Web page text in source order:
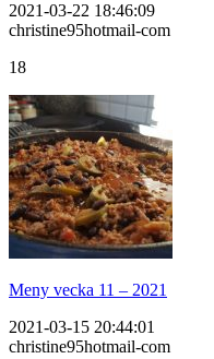
2021-03-22 18:46:09
christine95hotmail-com
18
Meny vecka 11 – 2021
2021-03-15 20:44:01
christine95hotmail-com